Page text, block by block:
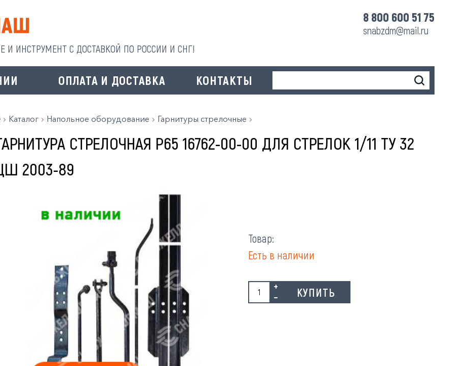
И ИНСТРУМЕНТ С ДОСТАВКОЙ ПО РОССИИ И СНГ!
8 800 600 51 75
snabzdm@mail.ru
ОПЛАТА И ДОСТАВКА КОНТАКТЫ
Каталог Напольное оборудование Гарнитуры стрелочные
СТРЕЛОЧНАЯ Р65 16762-00-00 ДЛЯ СТРЕЛОК 1/11 ТУ 32
2003-89
Товар:
Есть в наличии
КУПИТЬ